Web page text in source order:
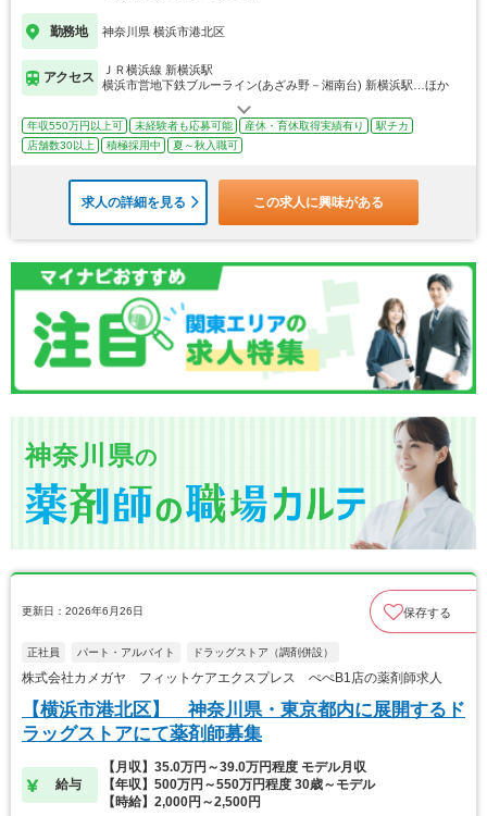
勤務地 神奈川県 横浜市港北区
アクセス
ＪＲ横浜線 新横浜駅
横浜市営地下鉄ブルーライン(あざみ野－湘南台) 新横浜駅…ほか
年収550万円以上可 未経験者も応募可能 産休・育休取得実績有り
駅チカ
店舗数30以上
積極採用中 夏～秋入職可
求人の詳細を見る この求人に興味がある
神奈川県の
更新日：2026年6月26日 保存する
正社員 パート・アルバイト ドラッグストア（調剤併設）
株式会社カメガヤ フィットケアエクスプレス ぺぺB1店の薬剤師求人
【横浜市港北区】 神奈川県・東京都内に展開するド
ラッグストアにて薬剤師募集
給与
【月収】35.0万円～39.0万円程度 モデル月収
【年収】500万円～550万円程度 30歳～モデル
【時給】2,000円～2,500円